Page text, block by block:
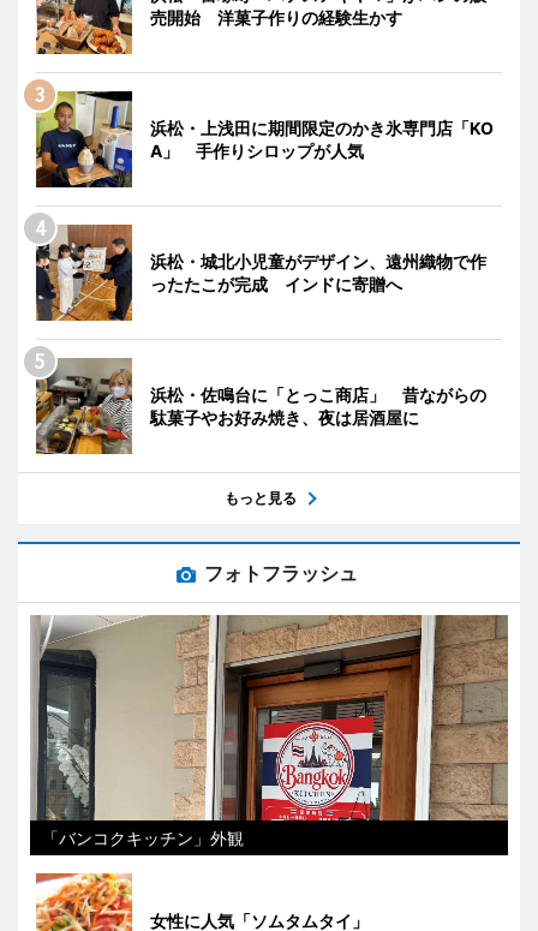
売開始 洋菓子作りの経験生かす
浜松・上浅田に期間限定のかき氷専門店「KO
A」 手作りシロップが人気
浜松・城北小児童がデザイン、遠州織物で作
ったたこが完成 インドに寄贈へ
浜松・佐鳴台に「とっこ商店」 昔ながらの
駄菓子やお好み焼き、夜は居酒屋に
もっと見る
フォトフラッシュ
「バンコクキッチン」外観
女性に人気「ソムタムタイ」